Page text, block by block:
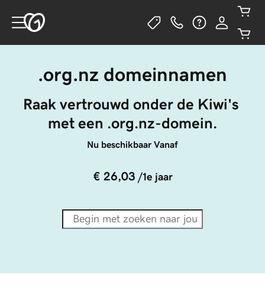
.org.nz domeinnamen
Raak vertrouwd onder de Kiwi's
met een .org.nz-domein.
Nu beschikbaar Vanaf
€ 26,03 /1e jaar